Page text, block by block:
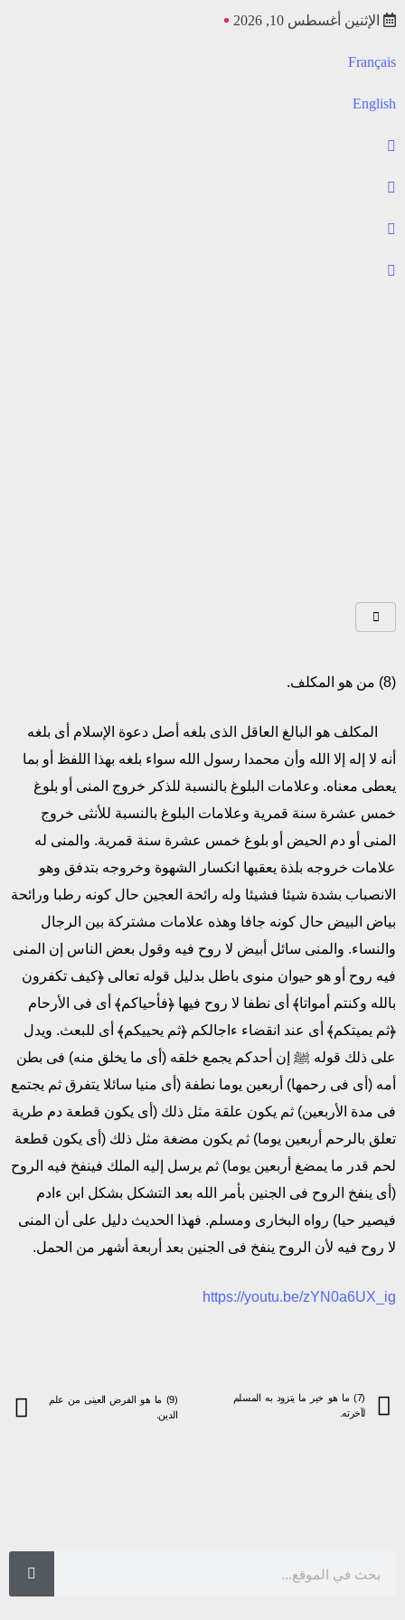
الإثنين أغسطس 10, 2026
Français
English
(8) من هو المكلف.
المكلف هو البالغ العاقل الذى بلغه أصل دعوة الإسلام أى بلغه
أنه لا إله إلا الله وأن محمدا رسول الله سواء بلغه بهذا اللفظ أو بما
يعطى معناه. وعلامات البلوغ بالنسبة للذكر خروج المنى أو بلوغ
خمس عشرة سنة قمرية وعلامات البلوغ بالنسبة للأنثى خروج
المنى أو دم الحيض أو بلوغ خمس عشرة سنة قمرية. والمنى له
علامات خروجه بلذة يعقبها انكسار الشهوة وخروجه بتدفق وهو
الانصباب بشدة شيئا فشيئا وله رائحة العجين حال كونه رطبا ورائحة
بياض البيض حال كونه جافا وهذه علامات مشتركة بين الرجال
والنساء. والمنى سائل أبيض لا روح فيه وقول بعض الناس إن المنى
فيه روح أو هو حيوان منوى باطل بدليل قوله تعالى ﴿كيف تكفرون
بالله وكنتم أمواتا﴾ أى نطفا لا روح فيها ﴿فأحياكم﴾ أى فى الأرحام
﴿ثم يميتكم﴾ أى عند انقضاء ءاجالكم ﴿ثم يحييكم﴾ أى للبعث. ويدل
على ذلك قوله ﷺ إن أحدكم يجمع خلقه (أى ما يخلق منه) فى بطن
أمه (أى فى رحمها) أربعين يوما نطفة (أى منيا سائلا يتفرق ثم يجتمع
فى مدة الأربعين) ثم يكون علقة مثل ذلك (أى يكون قطعة دم طرية
تعلق بالرحم أربعين يوما) ثم يكون مضغة مثل ذلك (أى يكون قطعة
لحم قدر ما يمضغ أربعين يوما) ثم يرسل إليه الملك فينفخ فيه الروح
(أى ينفخ الروح فى الجنين بأمر الله بعد التشكل بشكل ابن ءادم
فيصير حيا) رواه البخارى ومسلم. فهذا الحديث دليل على أن المنى
لا روح فيه لأن الروح ينفخ فى الجنين بعد أربعة أشهر من الحمل.
https://youtu.be/zYN0a6UX_ig
(7) ما هو خير ما يتزود به المسلم
لآخرته.
(9) ما هو الفرض العينى من علم
الدين.